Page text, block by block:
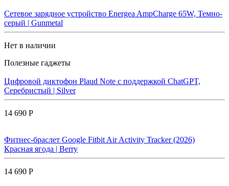
Сетевое зарядное устройство Energea AmpCharge 65W, Темно-
серый | Gunmetal
Нет в наличии
Полезные гаджеты
Цифровой диктофон Plaud Note с поддержкой ChatGPT,
Серебристый | Silver
14 690 Р
Фитнес-браслет Google Fitbit Air Activity Tracker (2026)
Красная ягода | Berry
14 690 Р